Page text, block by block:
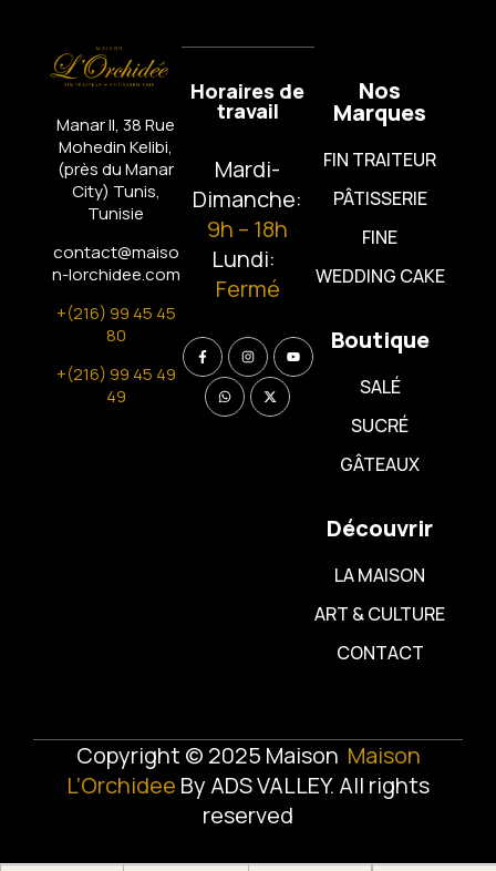
Manar II, 38 Rue
Mohedin Kelibi,
(près du Manar
City) Tunis,
Tunisie
contact@maiso
n-lorchidee.com
+(216) 99 45 45
80
+(216) 99 45 49
49
Nos
Marques
FIN TRAITEUR
PÂTISSERIE
FINE
WEDDING CAKE
Boutique
SALÉ
SUCRÉ
GÂTEAUX
Découvrir
LA MAISON
ART & CULTURE
CONTACT
Horaires de
travail
Mardi-
Dimanche:
9h – 18h
Lundi:
Fermé
Copyright © 2025 Maison Maison
L’Orchidee By ADS VALLEY. All rights
reserved